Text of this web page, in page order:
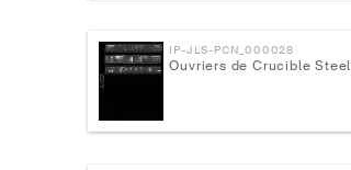
IP-JLS-PCN_000028
Ouvriers de Crucible